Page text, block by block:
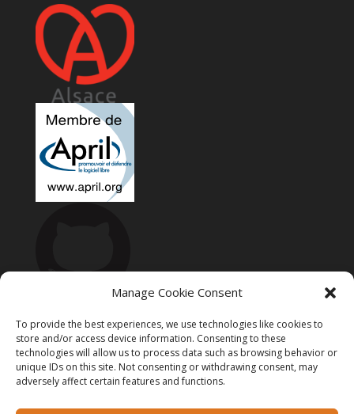
Manage Cookie Consent
To provide the best experiences, we use technologies like cookies to
store and/or access device information. Consenting to these
technologies will allow us to process data such as browsing behavior or
unique IDs on this site. Not consenting or withdrawing consent, may
adversely affect certain features and functions.